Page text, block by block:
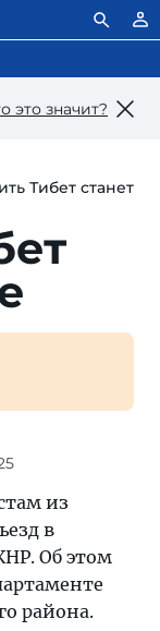
это значит?
Тибет станет
из
в
Об этом
района.